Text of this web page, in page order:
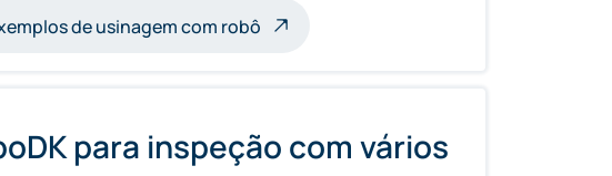
com robôs
de usinagem com robô
para inspeção com vários